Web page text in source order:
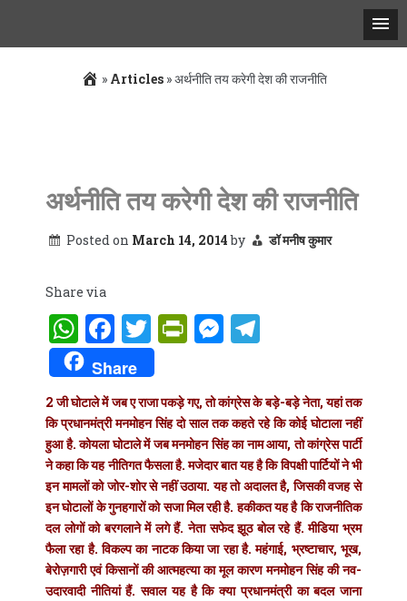
» Articles»अर्थनीति तय करेगी देश की राजनीति
अर्थनीति तय करेगी देश की राजनीति
Posted on March 14, 2014by डॉ मनीष कुमार
Share via
WhatsApp
Facebook
Twitter
PrintFriendly
Messenger
Share
2 जी घोटाले में जब ए राजा पकड़े गए, तो कांग्रेस के बड़े-बड़े नेता, यहां तक
कि प्रधानमंत्री मनमोहन सिंह दो साल तक कहते रहे कि कोई घोटाला नहीं
हुआ है. कोयला घोटाले में जब मनमोहन सिंह का नाम आया, तो कांग्रेस पार्टी
ने कहा कि यह नीतिगत फैसला है. मजेदार बात यह है कि विपक्षी पार्टियों ने भी
इन मामलों को जोर-शोर से नहीं उठाया. यह तो अदालत है, जिसकी वजह से
इन घोटालों के गुनहगारों को सजा मिल रही है. हकीकत यह है कि राजनीतिक
दल लोगों को बरगलाने में लगे हैं. नेता सफेद झूठ बोल रहे हैं. मीडिया भ्रम
फैला रहा है. विकल्प का नाटक किया जा रहा है. महंगाई, भ्रष्टाचार, भूख,
बेरोज़गारी एवं किसानों की आत्महत्या का मूल कारण मनमोहन सिंह की नव-
उदारवादी नीतियां हैं. सवाल यह है कि क्या प्रधानमंत्री का बदल जाना